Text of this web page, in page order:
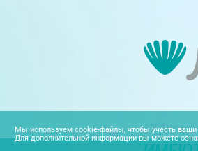
© ООО
8 направлений
Мы используем cookie-файлы, чтобы учесть ваши
Для дополнительной информации вы можете